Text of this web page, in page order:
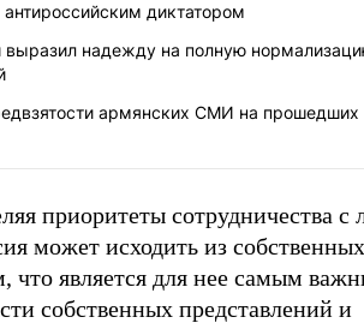
антироссийским диктатором
надежду на полную
армянских СМИ на прошедших
приоритеты сотрудничества
может исходить из собственных
что является для нее самым
собственных представлений и